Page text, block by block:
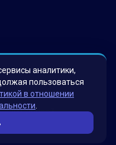
данных
аналитики,
пользоваться
в отношении